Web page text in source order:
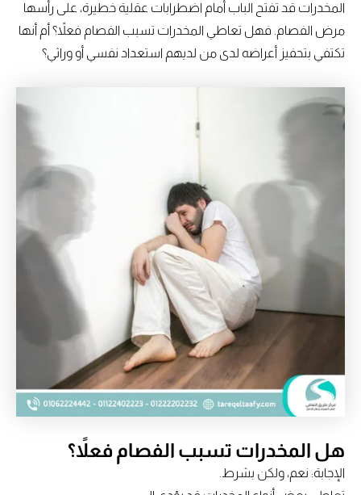
المخدرات قد تفتح الباب أمام اضطرابات عقلية خطيرة، على رأسها
مرض الفصام. فهل تعاطي المخدرات تسبب الفصام فعلاً؟ أم أنها
تكتفي بتحفيز أعراضه لدى من لديهم استعداد نفسي أو وراثي؟
هل المخدرات تسبب الفصام فعلاً؟
الإجابة: نعم، ولكن بشرط.